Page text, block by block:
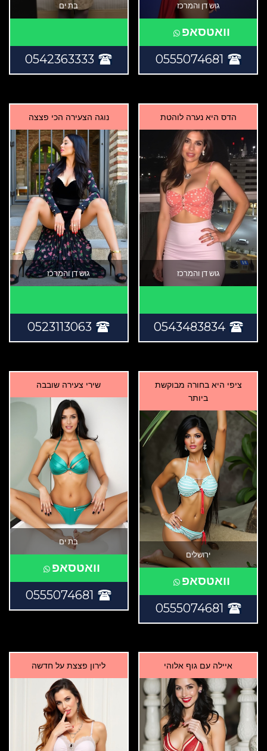
גוש דן והמרכז
וואטסאפ
0555074681
בת ים
0542363333
הדס היא נערה לוהטת
גוש דן והמרכז
0543483834
נוגה הצעירה הכי פצצה
גוש דן והמרכז
0523113063
ציפי היא בחורה מבוקשת
ביותר
ירושלים
וואטסאפ
0555074681
שירי צעירה שובבה
בת ים
וואטסאפ
0555074681
איילה עם גוף אלוהי לירון פצצת על חדשה